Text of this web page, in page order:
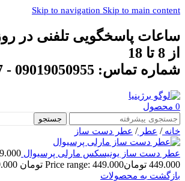
Skip to navigation Skip to main content
ساعات پاسخگویی تلفنی در
از 8 تا 18
شماره تماس: 09019050955 - 09129334467
0 محصول
جستجو
خانه/ عطر/ عطر دست ساز
عطر دست ساز یونیسکس مارلی پرسیوال
449.000 تومانPrice range: 449.000 تومان through 6.999.000 تومان
بازگشت به محصولات